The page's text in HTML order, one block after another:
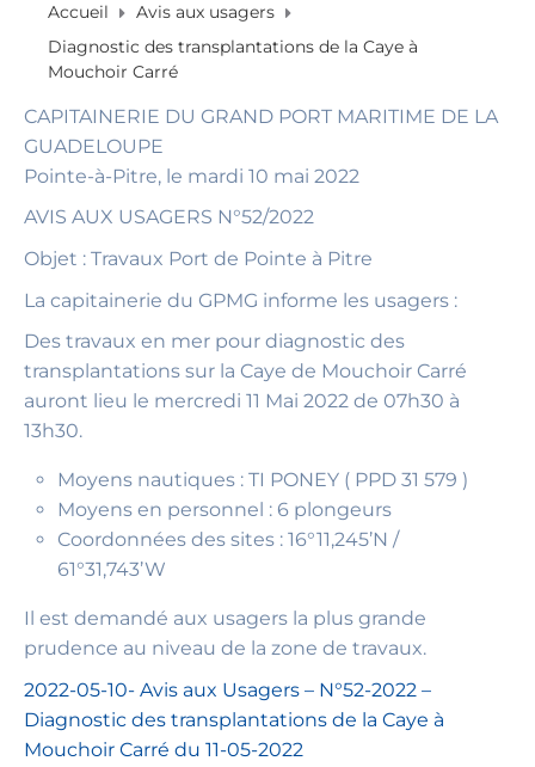
Accueil
Avis aux usagers
Diagnostic des transplantations de la Caye à
Mouchoir Carré
CAPITAINERIE DU GRAND PORT MARITIME DE LA
GUADELOUPE
Pointe-à-Pitre, le mardi 10 mai 2022
AVIS AUX USAGERS N°52/2022
Objet : Travaux Port de Pointe à Pitre
La capitainerie du GPMG informe les usagers :
Des travaux en mer pour diagnostic des
transplantations sur la Caye de Mouchoir Carré
auront lieu le mercredi 11 Mai 2022 de 07h30 à
13h30.
Moyens nautiques : TI PONEY ( PPD 31 579 )
Moyens en personnel : 6 plongeurs
Coordonnées des sites : 16°11,245’N /
61°31,743’W
Il est demandé aux usagers la plus grande
prudence au niveau de la zone de travaux.
2022-05-10- Avis aux Usagers – N°52-2022 –
Diagnostic des transplantations de la Caye à
Mouchoir Carré du 11-05-2022